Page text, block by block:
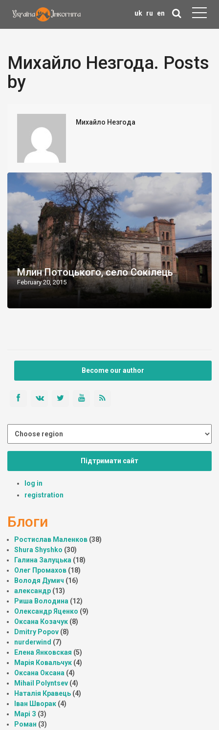
uk ru en
Михайло Незгода. Posts
by
Михайло Незгода
Млин Потоцького, село Сокілець
February 20, 2015
Become our author
Підтримати сайт
log in
registration
Блоги
Ростислав Маленков (38)
Shura Shyshko (30)
Галина Залуцька (18)
Олег Промахов (18)
Володя Думич (16)
александр (13)
Риша Володина (12)
Олександр Яценко (9)
Оксана Козачук (8)
Dmitry Popov (8)
nurderwind (7)
Елена Янковская (5)
Марія Ковальчук (4)
Оксана Оксана (4)
Mihail Polyntsev (4)
Наталія Кравець (4)
Іван Шворак (4)
Марі З (3)
Роман (3)